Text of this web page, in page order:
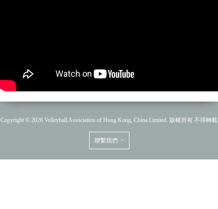
Copyright © 2026 Volleyball Association of Hong Kong, China Limited. 版權所有 不得轉載
聯繫我們 >